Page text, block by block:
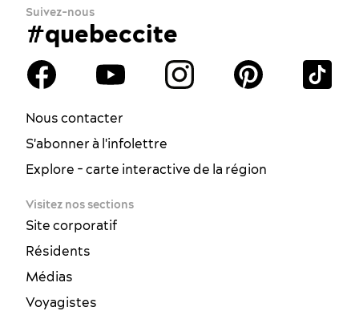
Suivez-nous
#quebeccite
Nous contacter
S'abonner à l'infolettre
Explore - carte interactive de la région
Visitez nos sections
Site corporatif
Résidents
Médias
Voyagistes